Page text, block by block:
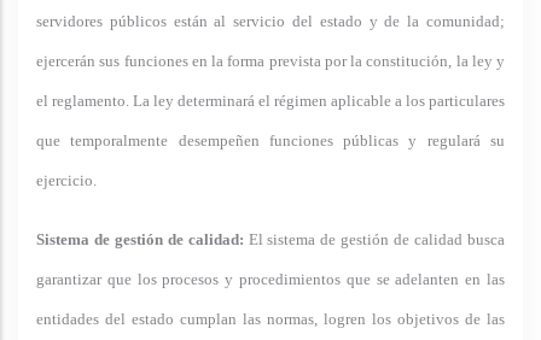
servidores públicos están al servicio del estado y de la comunidad;
ejercerán sus funciones en la forma prevista por la constitución, la ley y
el reglamento. La ley determinará el régimen aplicable a los particulares
que temporalmente desempeñen funciones públicas y regulará su
ejercicio.
Sistema de gestión de calidad: El sistema de gestión de calidad busca
garantizar que los procesos y procedimientos que se adelanten en las
entidades del estado cumplan las normas, logren los objetivos de las